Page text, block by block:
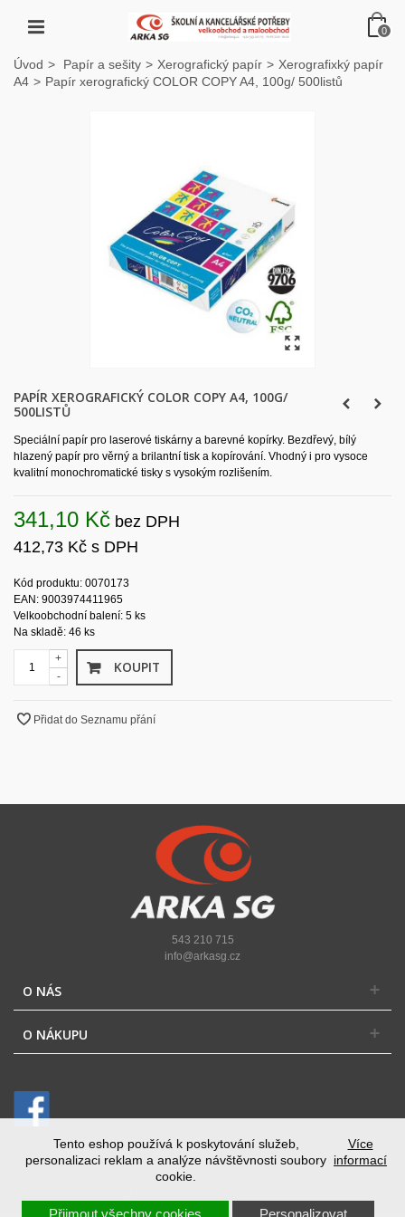
Tento eshop používá k poskytování služeb,
personalizaci reklam a analýze návštěvnosti soubory
cookie.
Více
informací
Přijmout všechny cookies Personalizovat
0
Úvod > Papír a sešity > Xerografický papír > Xerografixký papír
A4 > Papír xerografický COLOR COPY A4, 100g/ 500listů
PAPÍR XEROGRAFICKÝ COLOR COPY A4, 100G/
500LISTŮ
Speciální papír pro laserové tiskárny a barevné kopírky. Bezdřevý, bílý
hlazený papír pro věrný a brilantní tisk a kopírování. Vhodný i pro vysoce
kvalitní monochromatické tisky s vysokým rozlišením.
341,10 Kč bez DPH
412,73 Kč s DPH
Kód produktu: 0070173
EAN: 9003974411965
Velkoobchodní balení: 5 ks
Na skladě: 46 ks
-
+ KOUPIT
Přidat do Seznamu přání
543 210 715
info@arkasg.cz
O NÁS
O NÁKUPU